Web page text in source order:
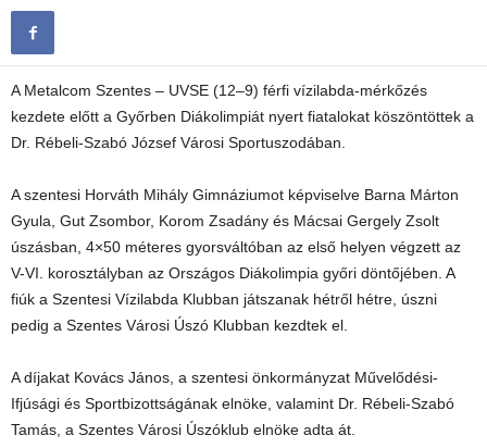
A Metalcom Szentes – UVSE (12–9) férfi vízilabda-mérkőzés
kezdete előtt a Győrben Diákolimpiát nyert fiatalokat köszöntöttek a
Dr. Rébeli-Szabó József Városi Sportuszodában.
A szentesi Horváth Mihály Gimnáziumot képviselve Barna Márton
Gyula, Gut Zsombor, Korom Zsadány és Mácsai Gergely Zsolt
úszásban, 4×50 méteres gyorsváltóban az első helyen végzett az
V-VI. korosztályban az Országos Diákolimpia győri döntőjében. A
fiúk a Szentesi Vízilabda Klubban játszanak hétről hétre, úszni
pedig a Szentes Városi Úszó Klubban kezdtek el.
A díjakat Kovács János, a szentesi önkormányzat Művelődési-
Ifjúsági és Sportbizottságának elnöke, valamint Dr. Rébeli-Szabó
Tamás, a Szentes Városi Úszóklub elnöke adta át.